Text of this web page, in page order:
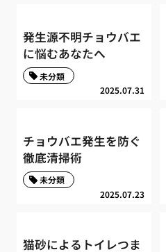
発生源不明チョウバエ
に悩むあなたへ
2025.07.31
未分類
チョウバエ発生を防ぐ
徹底清掃術
2025.07.23
未分類
猫砂によるトイレつま